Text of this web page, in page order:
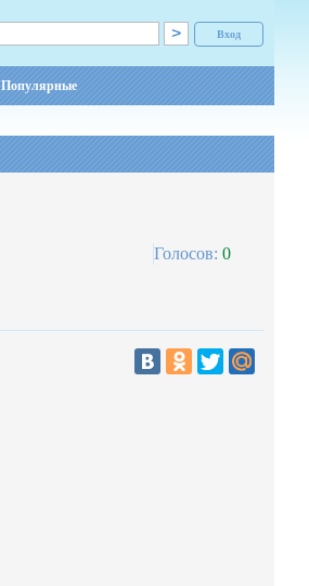
Вход
Популярные
Голосов: 0